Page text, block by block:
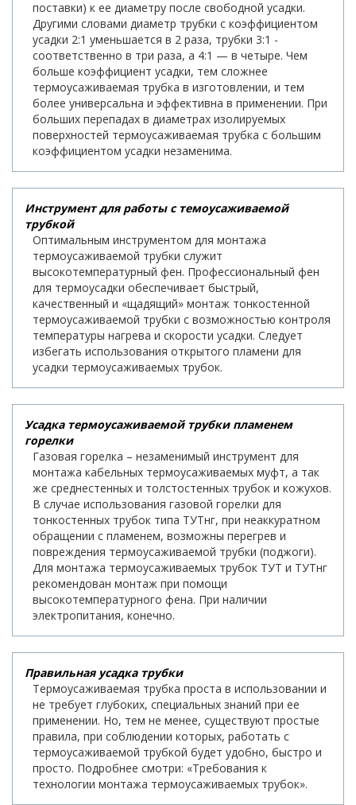
поставки) к ее диаметру после свободной усадки.
Другими словами диаметр трубки с коэффициентом
усадки 2:1 уменьшается в 2 раза, трубки 3:1 -
соответственно в три раза, а 4:1 — в четыре. Чем
больше коэффициент усадки, тем сложнее
термоусаживаемая трубка в изготовлении, и тем
более универсальна и эффективна в применении. При
больших перепадах в диаметрах изолируемых
поверхностей термоусаживаемая трубка с большим
коэффициентом усадки незаменима.
Инструмент для работы с темоусаживаемой
трубкой
Оптимальным инструментом для монтажа
термоусаживаемой трубки служит
высокотемпературный фен. Профессиональный фен
для термоусадки обеспечивает быстрый,
качественный и «щадящий» монтаж тонкостенной
термоусаживаемой трубки с возможностью контроля
температуры нагрева и скорости усадки. Следует
избегать использования открытого пламени для
усадки термоусаживаемых трубок.
Усадка термоусаживаемой трубки пламенем
горелки
Газовая горелка – незаменимый инструмент для
монтажа кабельных термоусаживаемых муфт, а так
же среднестенных и толстостенных трубок и кожухов.
В случае использования газовой горелки для
тонкостенных трубок типа ТУТнг, при неаккуратном
обращении с пламенем, возможны перегрев и
повреждения термоусаживаемой трубки (поджоги).
Для монтажа термоусаживаемых трубок ТУТ и ТУТнг
рекомендован монтаж при помощи
высокотемпературного фена. При наличии
электропитания, конечно.
Правильная усадка трубки
Термоусаживаемая трубка проста в использовании и
не требует глубоких, специальных знаний при ее
применении. Но, тем не менее, существуют простые
правила, при соблюдении которых, работать с
термоусаживаемой трубкой будет удобно, быстро и
просто. Подробнее смотри: «Требования к
технологии монтажа термоусаживаемых трубок».